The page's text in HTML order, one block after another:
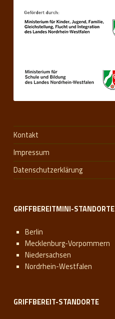
Kontakt
Impressum
Datenschutzerklärung
GRIFFBEREITMINI-STANDORTE
Berlin
Mecklenburg-Vorpommern
Niedersachsen
Nordrhein-Westfalen
GRIFFBEREIT-STANDORTE